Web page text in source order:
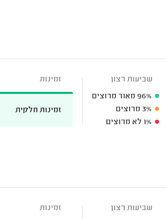
שביעות רצון
96% מאוד מרוצים
3% מרוצים
1% לא מרוצים
זמינות
זמינות חלקית
שביעות רצון
זמינות